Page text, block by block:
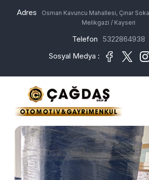
Adres
Osman Kavuncu Mahallesi, Çınar
Melikgazi / Kayseri
Telefon
5322864938
Sosyal Medya :